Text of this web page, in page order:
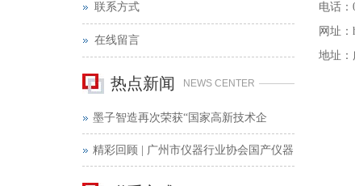
电话：
网址：
地址：
联系方式
在线留言
热点新闻 NEWS CENTER
墨子智造再次荣获“国家高新技术企
业”证书
精彩回顾 | 广州市仪器行业协会国产仪器
部墨子智造全国巡展——西安站